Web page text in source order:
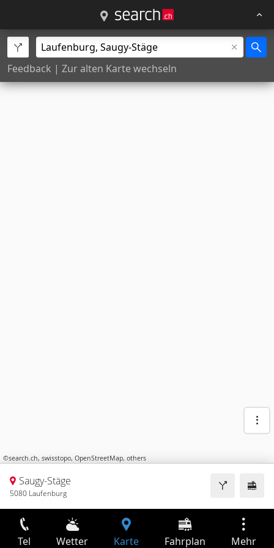
Feedback | Zur alten Karte wechseln
©search.ch, swisstopo, OpenStreetMap, others
Saugy-Stäge
5080 Laufenburg
Tel Wetter Karte Fahrplan Mehr